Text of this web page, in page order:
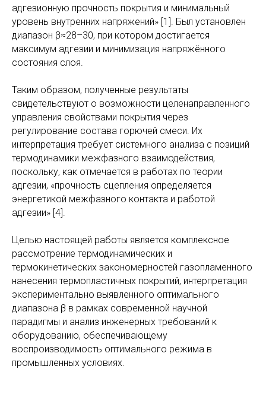
адгезионную прочность покрытия и минимальный
уровень внутренних напряжений» [1]. Был установлен
диапазон β≈28–30, при котором достигается
максимум адгезии и минимизация напряжённого
состояния слоя.
Таким образом, полученные результаты
свидетельствуют о возможности целенаправленного
управления свойствами покрытия через
регулирование состава горючей смеси. Их
интерпретация требует системного анализа с позиций
термодинамики межфазного взаимодействия,
поскольку, как отмечается в работах по теории
адгезии, «прочность сцепления определяется
энергетикой межфазного контакта и работой
адгезии» [4].
Целью настоящей работы является комплексное
рассмотрение термодинамических и
термокинетических закономерностей газопламенного
нанесения термопластичных покрытий, интерпретация
экспериментально выявленного оптимального
диапазона β в рамках современной научной
парадигмы и анализ инженерных требований к
оборудованию, обеспечивающему
воспроизводимость оптимального режима в
промышленных условиях.